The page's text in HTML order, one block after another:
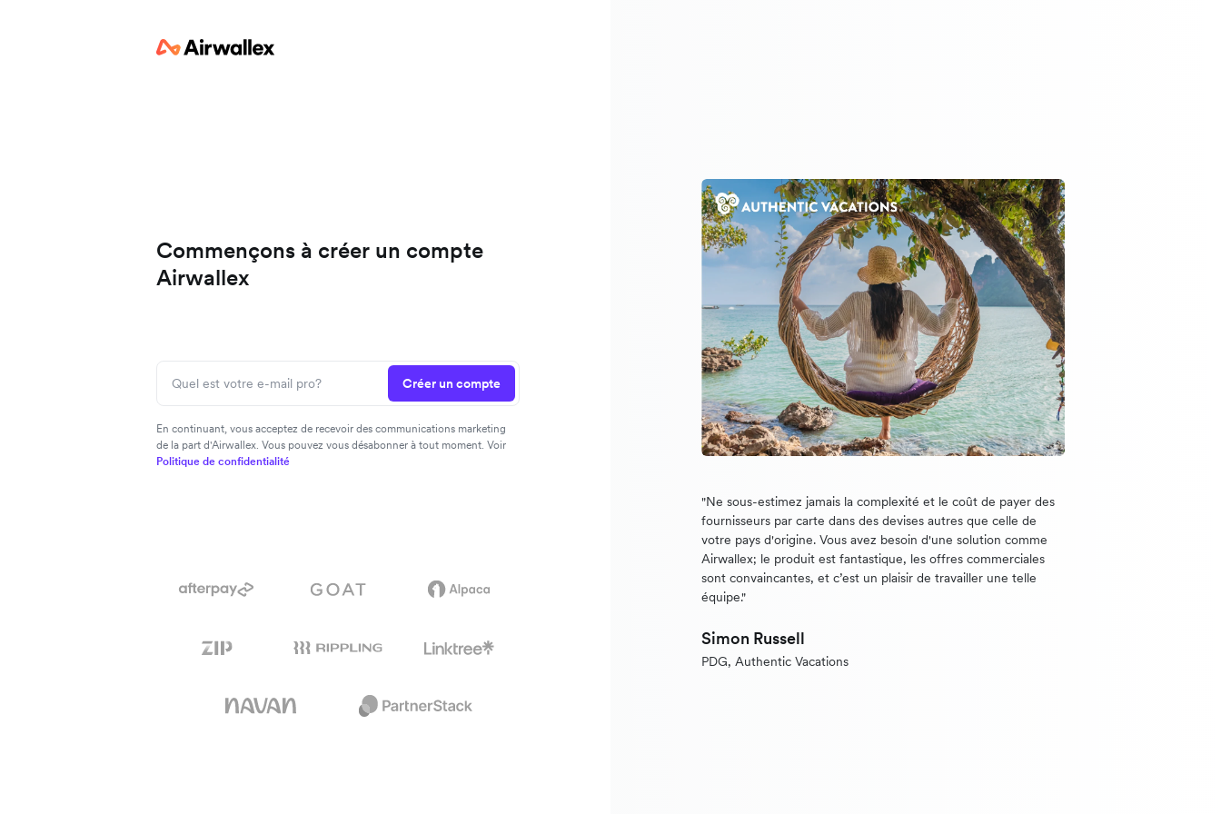
Commençons à créer un compte
Airwallex
Créer un compte
En continuant, vous acceptez de recevoir des communications marketing
de la part d'Airwallex. Vous pouvez vous désabonner à tout moment. Voir
Politique de confidentialité
"Ne sous-estimez jamais la complexité et le coût de payer des
fournisseurs par carte dans des devises autres que celle de
votre pays d'origine. Vous avez besoin d'une solution comme
Airwallex; le produit est fantastique, les offres commerciales
sont convaincantes, et c’est un plaisir de travailler une telle
équipe."
Simon Russell
PDG, Authentic Vacations